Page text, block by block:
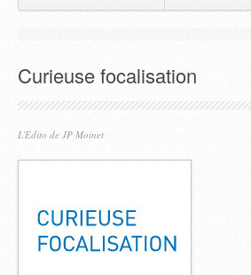
Curieuse focalisation
L'Édito de JP Moinet